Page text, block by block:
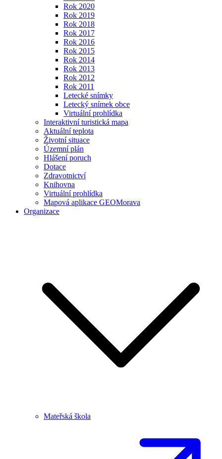
Rok 2020
Rok 2019
Rok 2018
Rok 2017
Rok 2016
Rok 2015
Rok 2014
Rok 2013
Rok 2012
Rok 2011
Letecké snímky
Letecký snímek obce
Virtuální prohlídka
Interaktivní turistická mapa
Aktuální teplota
Životní situace
Územní plán
Hlášení poruch
Dotace
Zdravotnictví
Knihovna
Virtuální prohlídka
Mapová aplikace GEOMorava
Organizace
Mateřská škola